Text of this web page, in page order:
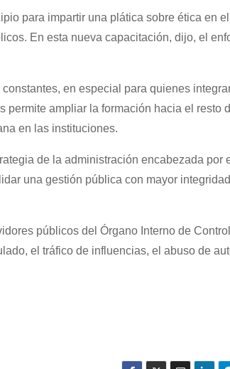
para impartir una plática sobre ética en
En esta nueva capacitación, dijo, el
en especial para quienes
permite ampliar la formación hacia el resto
en las instituciones.
de la administración encabezada por
una gestión pública con mayor
públicos del Órgano Interno de
el tráfico de influencias, el abuso de